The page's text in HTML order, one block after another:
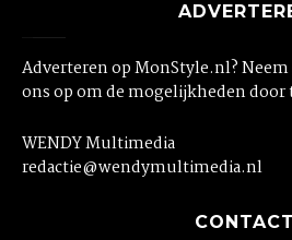
Adverteren op MonStyle.nl?
ons op om de mogelijkheden door
WENDY Multimedia
redactie@wendymultimedia.nl
CONTACT